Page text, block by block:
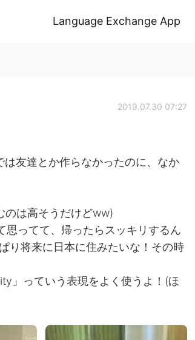
Language Exchange App
2019.07.30 07:27
友達とか作らなかったのに、なか
のは高そうだけどww)
思ってて、帰ったらスッキリするん
り将来に日本に住みたいな！その時
」っていう表現をよく使うよ！(ほ